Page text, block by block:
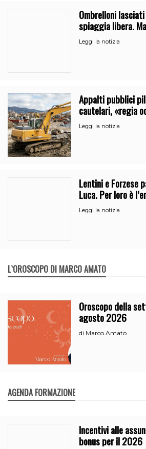
Ombrelloni
spiaggia libera.
Guardia Costiera
Leggi la notizia
Appalti pubblici
cautelari, «regia
vicino al clan
Leggi la notizia
Lentini e Forzese
Luca. Per loro è
partito
Leggi la notizia
L`OROSCOPO DI MARCO AMATO
Oroscopo della
agosto 2026
di Marco Amato
AGENDA FORMAZIONE
Incentivi alle
bonus per il 2026